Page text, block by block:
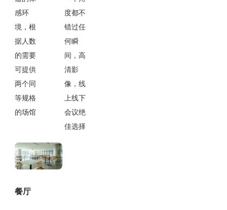
感环
境，根
据人数
的需要
可提供
两个同
等规格
的场馆
度都不
错过任
何瞬
间，高
清影
像，线
上线下
会议绝
佳选择
餐厅